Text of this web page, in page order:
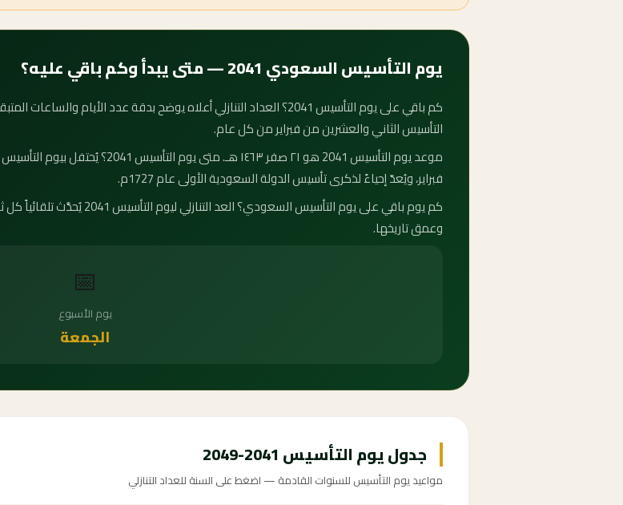
يوم التأسيس السعودي 2041 — متى يبدأ وكم باقي عليه؟
التأسيس الثاني والعشرين من فبراير من كل عام.
موعد يوم التأسيس 2041 هو ٢١ صفر
فبراير، ويُعدّ إحياءً لذكرى تأسيس الدولة السعودية الأولى عام 1727م.
كم يوم باقي على يوم التأسيس
وعمق تاريخها.
📅
يوم الأسبوع
الجمعة
جدول يوم التأسيس 2041-2049
مواعيد يوم التأسيس للسنوات القادمة — اضغط على السنة للعداد التنازلي